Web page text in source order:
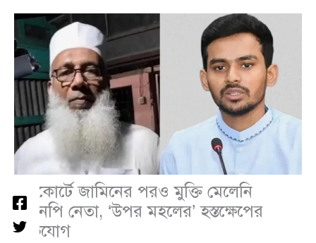
হাইকোর্টে জামিনের পরও মুক্তি মেলেনি
বিএনপি নেতা, ‘উপর মহলের’ হস্তক্ষেপের
অভিযোগ